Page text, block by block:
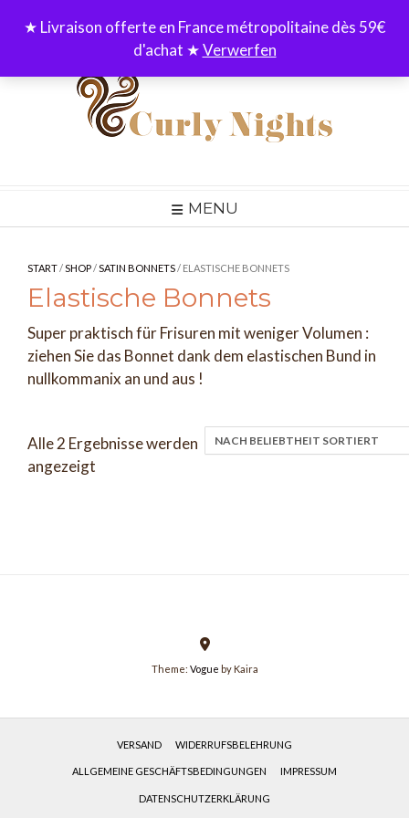
★ Livraison offerte en France métropolitaine dès 59€
d'achat ★Verwerfen
MENU
START/SHOP/SATIN BONNETS/ ELASTISCHE BONNETS
Elastische Bonnets
Super praktisch für Frisuren mit weniger Volumen :
ziehen Sie das Bonnet dank dem elastischen Bund in
nullkommanix an und aus !
Alle 2 Ergebnisse werden
angezeigt
Theme: Vogue by Kaira
VERSAND WIDERRUFSBELEHRUNG
ALLGEMEINE GESCHÄFTSBEDINGUNGEN IMPRESSUM
DATENSCHUTZERKLÄRUNG